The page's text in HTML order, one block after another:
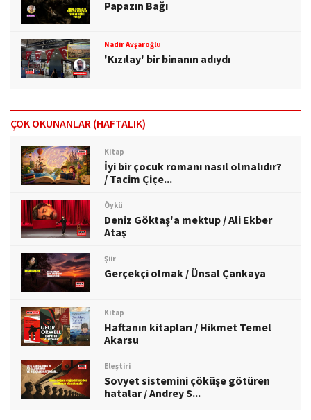
Papazın Bağı
Nadir Avşaroğlu
'Kızılay' bir binanın adıydı
ÇOK OKUNANLAR (HAFTALIK)
Kitap
İyi bir çocuk romanı nasıl olmalıdır?
/ Tacim Çiçe...
Öykü
Deniz Göktaş'a mektup / Ali Ekber
Ataş
Şiir
Gerçekçi olmak / Ünsal Çankaya
Kitap
Haftanın kitapları / Hikmet Temel
Akarsu
Eleştiri
Sovyet sistemini çöküşe götüren
hatalar / Andrey S...